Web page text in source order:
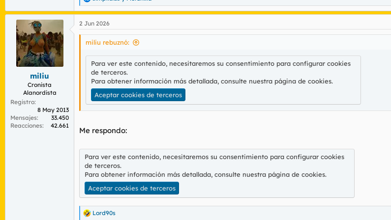
R
e
a
c
c
n
miliu
Cronista
Alanordista
Registro
8 May 2013
Mensajes
33.450
Reacciones
42.661
2 Jun 2026
miliu rebuznó:
Para ver este contenido, necesitaremos su consentimiento para configurar cookies
de terceros.
Para obtener información más detallada, consulte nuestra página de cookies.
Aceptar cookies de terceros
Me respondo:
Para ver este contenido, necesitaremos su consentimiento para configurar cookies
de terceros.
Para obtener información más detallada, consulte nuestra página de cookies.
Aceptar cookies de terceros
R Lord90s